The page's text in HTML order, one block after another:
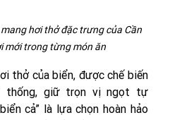
mang hơi thở đặc trưng của Cần
mới trong từng món ăn
thở của biển, được chế biến
thống, giữ trọn vị ngọt tự
cả” là lựa chọn hoàn hảo